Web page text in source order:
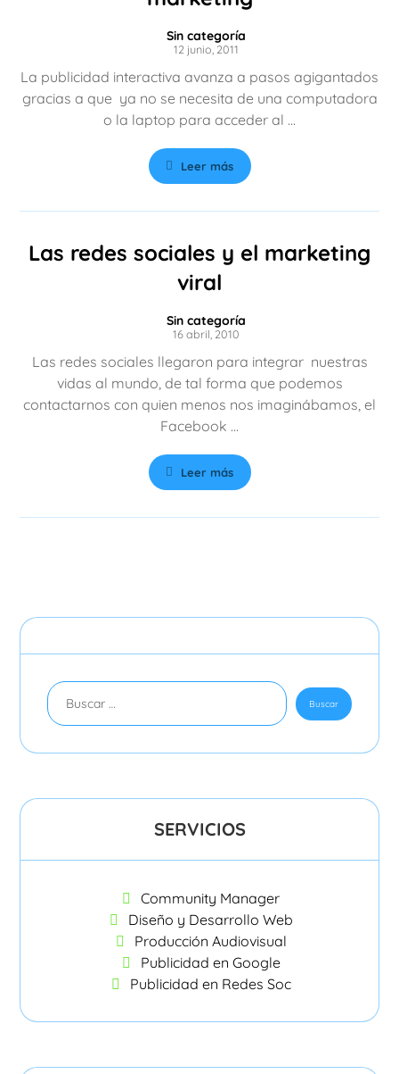
Sin categoría
12 junio, 2011
La publicidad interactiva avanza a pasos agigantados
gracias a que ya no se necesita de una computadora
o la laptop para acceder al ...
Leer más
Las redes sociales y el marketing
viral
Sin categoría
16 abril, 2010
Las redes sociales llegaron para integrar nuestras
vidas al mundo, de tal forma que podemos
contactarnos con quien menos nos imaginábamos, el
Facebook ...
Leer más
SERVICIOS
Community Manager
Diseño y Desarrollo Web
Producción Audiovisual
Publicidad en Google
Publicidad en Redes Soc